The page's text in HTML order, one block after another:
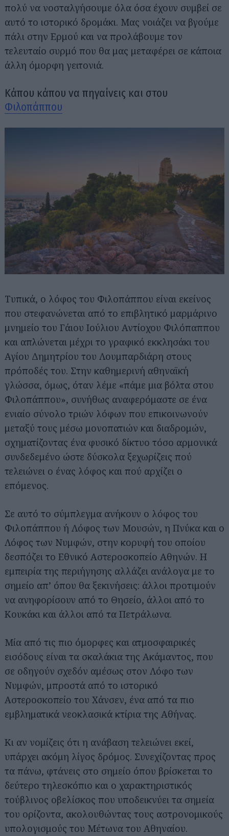
πολύ να νοσταλγήσουμε όλα όσα έχουν συμβεί σε
αυτό το ιστορικό δρομάκι. Μας νοιάζει να βγούμε
πάλι στην Ερμού και να προλάβουμε τον
τελευταίο συρμό που θα μας μεταφέρει σε κάποια
άλλη όμορφη γειτονιά.
Κάπου κάπου να πηγαίνεις και στου
Φιλοπάππου
Τυπικά, ο λόφος του Φιλοπάππου είναι εκείνος
που στεφανώνεται από το επιβλητικό μαρμάρινο
μνημείο του Γάιου Ιούλιου Αντίοχου Φιλόπαππου
και απλώνεται μέχρι το γραφικό εκκλησάκι του
Αγίου Δημητρίου του Λουμπαρδιάρη στους
πρόποδές του. Στην καθημερινή αθηναϊκή
γλώσσα, όμως, όταν λέμε «πάμε μια βόλτα στου
Φιλοπάππου», συνήθως αναφερόμαστε σε ένα
ενιαίο σύνολο τριών λόφων που επικοινωνούν
μεταξύ τους μέσω μονοπατιών και διαδρομών,
σχηματίζοντας ένα φυσικό δίκτυο τόσο αρμονικά
συνδεδεμένο ώστε δύσκολα ξεχωρίζεις πού
τελειώνει ο ένας λόφος και πού αρχίζει ο
επόμενος.
Σε αυτό το σύμπλεγμα ανήκουν ο λόφος του
Φιλοπάππου ή Λόφος των Μουσών, η Πνύκα και ο
Λόφος των Νυμφών, στην κορυφή του οποίου
δεσπόζει το Εθνικό Αστεροσκοπείο Αθηνών. Η
εμπειρία της περιήγησης αλλάζει ανάλογα με το
σημείο απ’ όπου θα ξεκινήσεις: άλλοι προτιμούν
να ανηφορίσουν από το Θησείο, άλλοι από το
Κουκάκι και άλλοι από τα Πετράλωνα.
Μία από τις πιο όμορφες και ατμοσφαιρικές
εισόδους είναι τα σκαλάκια της Ακάμαντος, που
σε οδηγούν σχεδόν αμέσως στον Λόφο των
Νυμφών, μπροστά από το ιστορικό
Αστεροσκοπείο του Χάνσεν, ένα από τα πιο
εμβληματικά νεοκλασικά κτίρια της Αθήνας.
Κι αν νομίζεις ότι η ανάβαση τελειώνει εκεί,
υπάρχει ακόμη λίγος δρόμος. Συνεχίζοντας προς
τα πάνω, φτάνεις στο σημείο όπου βρίσκεται το
δεύτερο τηλεσκόπιο και ο χαρακτηριστικός
τούβλινος οβελίσκος που υποδεικνύει τα σημεία
του ορίζοντα, ακολουθώντας τους αστρονομικούς
υπολογισμούς του Μέτωνα του Αθηναίου.